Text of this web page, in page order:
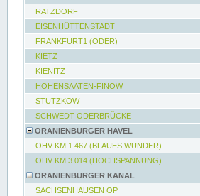
RATZDORF
EISENHÜTTENSTADT
FRANKFURT1 (ODER)
KIETZ
KIENITZ
HOHENSAATEN-FINOW
STÜTZKOW
SCHWEDT-ODERBRÜCKE
ORANIENBURGER HAVEL
OHV KM 1.467 (BLAUES WUNDER)
OHV KM 3.014 (HOCHSPANNUNG)
ORANIENBURGER KANAL
SACHSENHAUSEN OP